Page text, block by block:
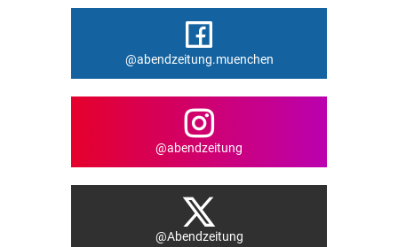
@abendzeitung.muenchen
@abendzeitung
@Abendzeitung